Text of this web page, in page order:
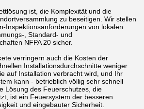
ist, die Komplexität und die
zu beseitigen. Wir stellen
Inspektionsanforderungen von lokalen
, Standard- und
NFPA 20 sicher.
verringern auch die Kosten der
Installationsdurchschnitte weniger
auf Installation verbracht wird, und Ihr
kann - betrieblich völlig sehr schnell
Lösung des Feuerschutzes, die
ist ein Feuersystem der besseren
und eingebauter Sicherheit.